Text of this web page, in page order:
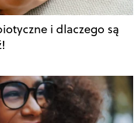
i dlaczego są